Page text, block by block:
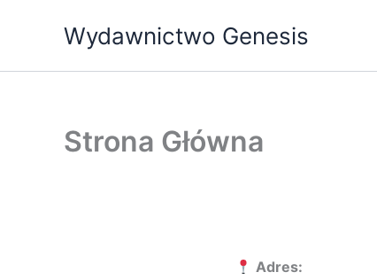
Wydawnictwo Genesis
Strona Główna
Adres: